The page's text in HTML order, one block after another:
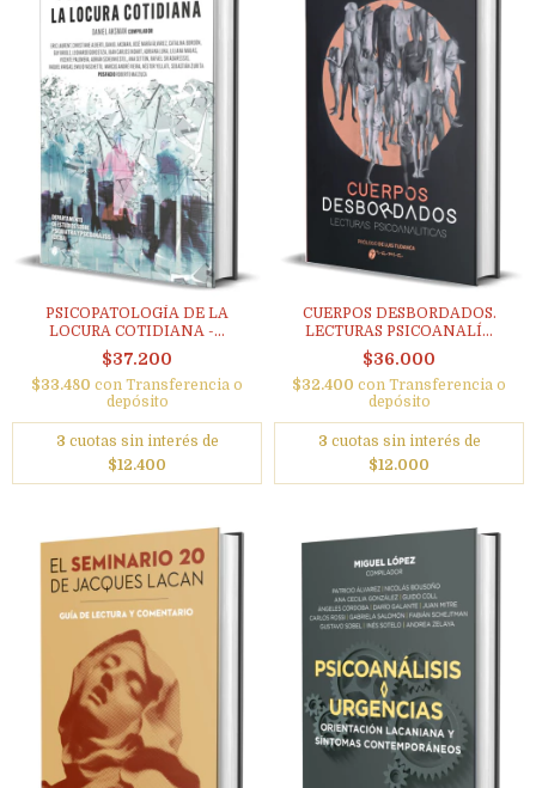
PSICOPATOLOGÍA DE LA
LOCURA COTIDIANA -...
$37.200
$33.480 con Transferencia o
depósito
3 cuotas sin interés de
$12.400
CUERPOS DESBORDADOS.
LECTURAS PSICOANALÍ...
$36.000
$32.400 con Transferencia o
depósito
3 cuotas sin interés de
$12.000